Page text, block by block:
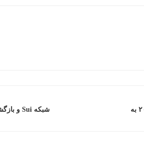
بیت‌کوین: ممکن است ۴۷ میلیارد دلار BTC تا سال ۲۰۳۰ به
شبکه Sui و بازگشت آن پس از قطعی دو ساعته